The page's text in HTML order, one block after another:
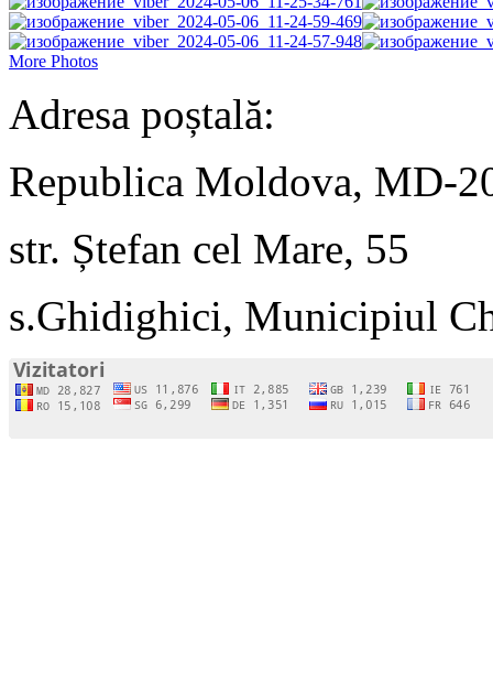
More Photos
Adresa poștală:
Republica Moldova, MD-
str. Ștefan cel Mare, 55
s.Ghidighici, Municipiul